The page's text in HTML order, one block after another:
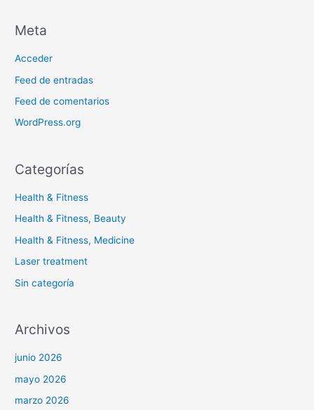
Meta
Acceder
Feed de entradas
Feed de comentarios
WordPress.org
Categorías
Health & Fitness
Health & Fitness, Beauty
Health & Fitness, Medicine
Laser treatment
Sin categoría
Archivos
junio 2026
mayo 2026
marzo 2026